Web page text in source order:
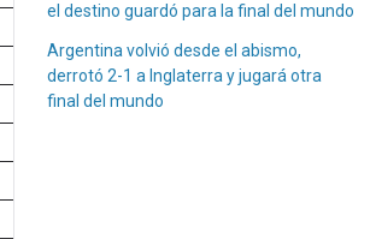
el destino guardó para la final del mundo
Argentina volvió desde el abismo,
derrotó 2-1 a Inglaterra y jugará otra
final del mundo